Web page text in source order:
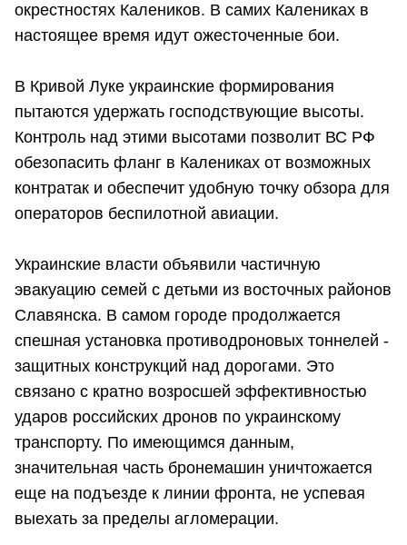
окрестностях Калеников. В самих Калениках в
настоящее время идут ожесточенные бои.
В Кривой Луке украинские формирования
пытаются удержать господствующие высоты.
Контроль над этими высотами позволит ВС РФ
обезопасить фланг в Калениках от возможных
контратак и обеспечит удобную точку обзора для
операторов беспилотной авиации.
Украинские власти объявили частичную
эвакуацию семей с детьми из восточных районов
Славянска. В самом городе продолжается
спешная установка противодроновых тоннелей -
защитных конструкций над дорогами. Это
связано с кратно возросшей эффективностью
ударов российских дронов по украинскому
транспорту. По имеющимся данным,
значительная часть бронемашин уничтожается
еще на подъезде к линии фронта, не успевая
выехать за пределы агломерации.